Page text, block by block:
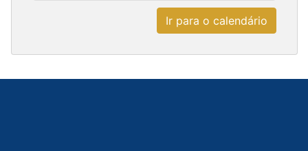
Ir para o calendário